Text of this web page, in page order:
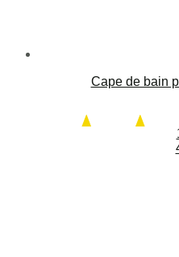
Cape de bain